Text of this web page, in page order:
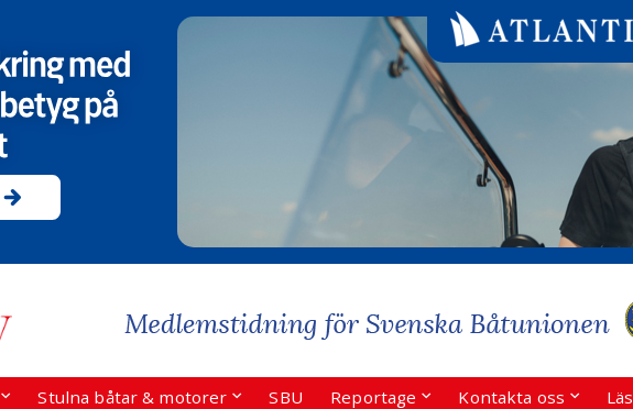
Stulna båtar & motorer SBU Reportage Kontakta oss